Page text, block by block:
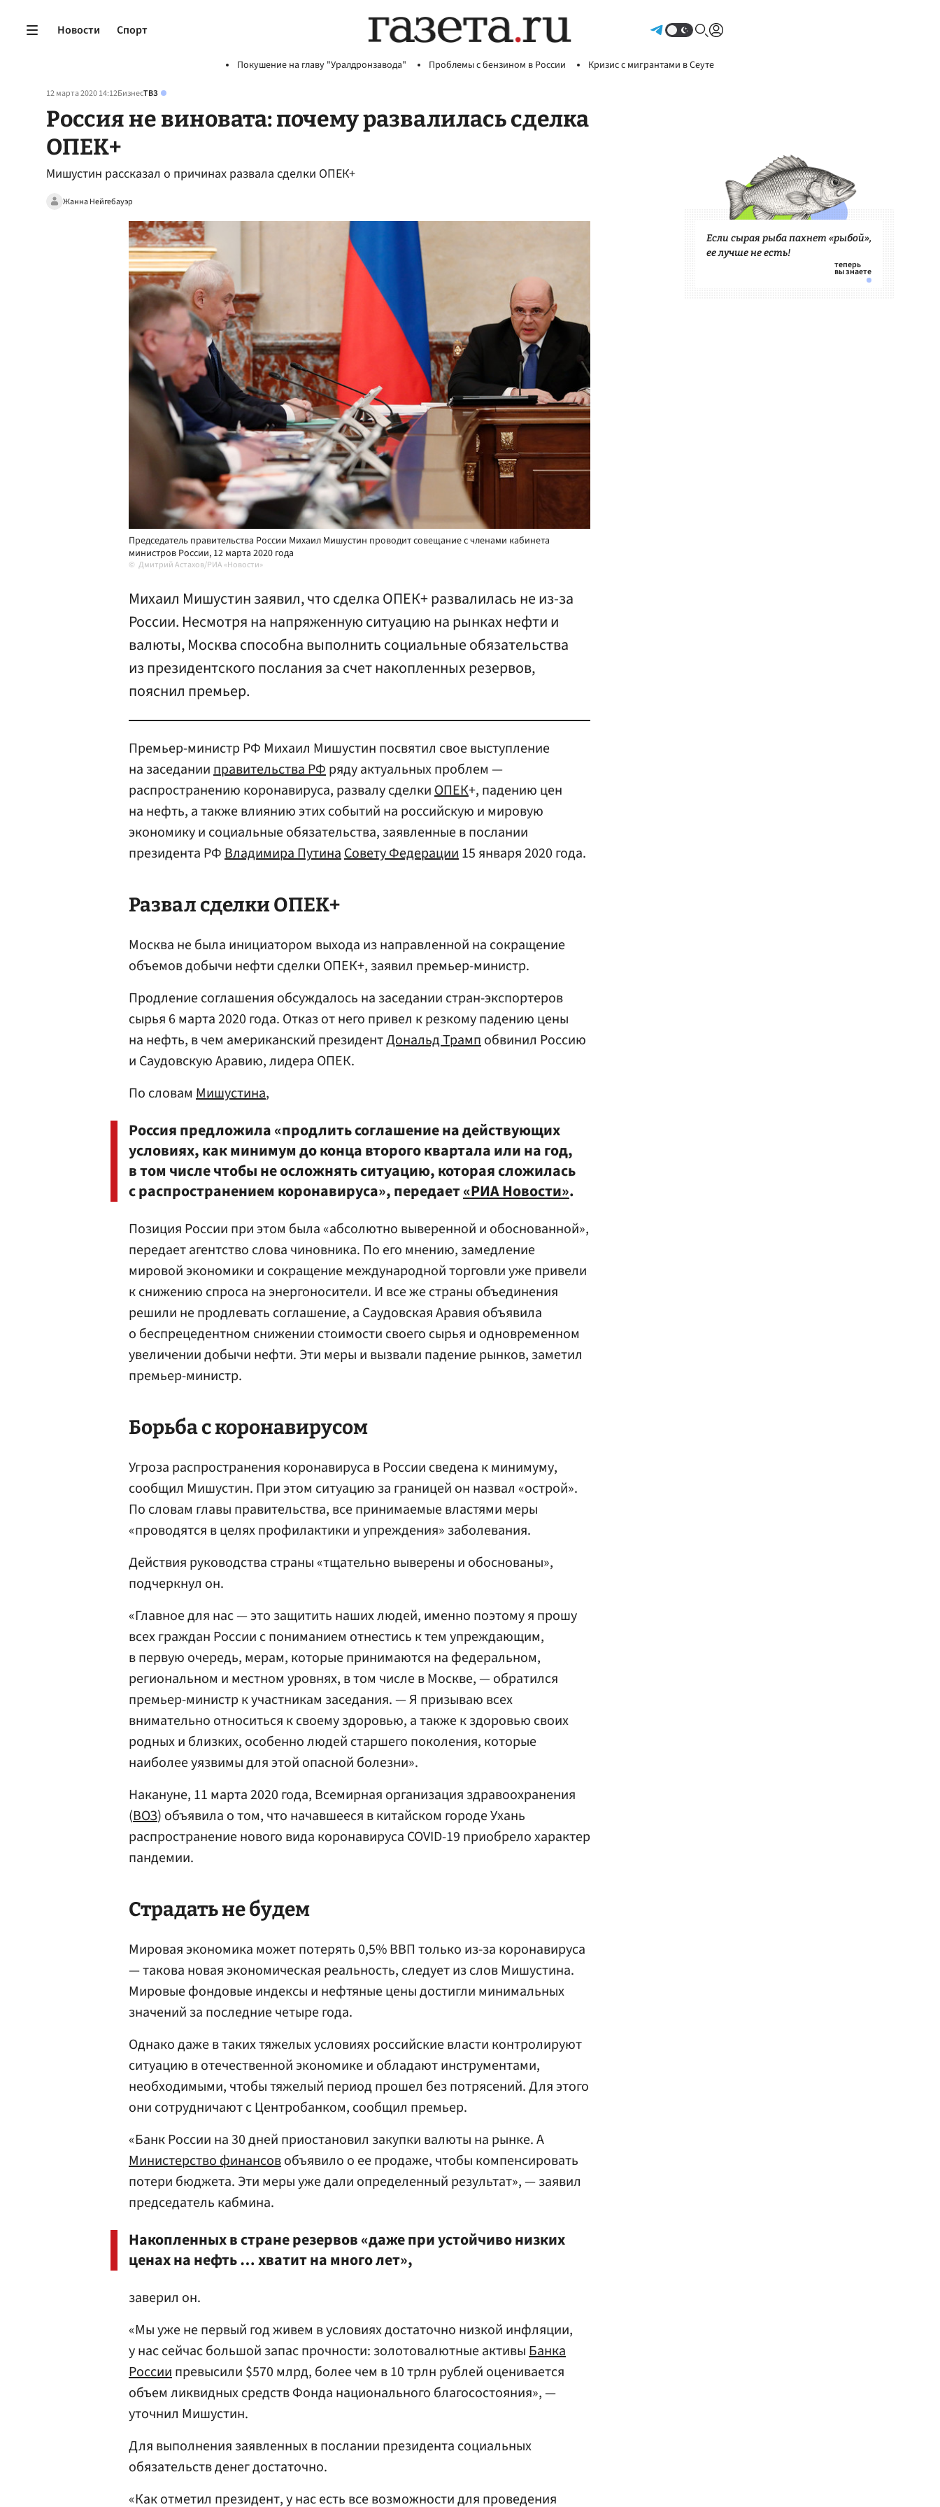
Новости Спорт
Покушение на главу "Уралдронзавода" Проблемы с бензином в России Кризис с мигрантами в Сеуте
12 марта 2020 14:12БизнесТВЗ
Россия не виновата: почему развалилась сделка
ОПЕК+
Мишустин рассказал о причинах развала сделки ОПЕК+
Жанна Нейгебауэр
Председатель правительства России Михаил Мишустин проводит совещание с членами кабинета
министров России, 12 марта 2020 года
Дмитрий Астахов/РИА «Новости»
Михаил Мишустин заявил, что сделка ОПЕК+ развалилась не из-за
России. Несмотря на напряженную ситуацию на рынках нефти и
валюты, Москва способна выполнить социальные обязательства
из президентского послания за счет накопленных резервов,
пояснил премьер.
Премьер-министр РФ Михаил Мишустин посвятил свое выступление
на заседанииправительства РФряду актуальных проблем —
распространению коронавируса, развалу сделкиОПЕК+, падению цен
на нефть, а также влиянию этих событий на российскую и мировую
экономику и социальные обязательства, заявленные в послании
президента РФВладимира ПутинаСовету Федерации15 января 2020 года.
Развал сделки ОПЕК+
Москва не была инициатором выхода из направленной на сокращение
объемов добычи нефти сделки ОПЕК+, заявил премьер-министр.
Продление соглашения обсуждалось на заседании стран-экспортеров
сырья 6 марта 2020 года. Отказ от него привел к резкому падению цены
на нефть, в чем американский президентДональд Трампобвинил Россию
и Саудовскую Аравию, лидера ОПЕК.
По словам Мишустина,
Россия предложила «продлить соглашение на действующих
условиях, как минимум до конца второго квартала или на год,
в том числе чтобы не осложнять ситуацию, которая сложилась
с распространением коронавируса», передает«РИА Новости».
Позиция России при этом была «абсолютно выверенной и обоснованной»,
передает агентство слова чиновника. По его мнению, замедление
мировой экономики и сокращение международной торговли уже привели
к снижению спроса на энергоносители. И все же страны объединения
решили не продлевать соглашение, а Саудовская Аравия объявила
о беспрецедентном снижении стоимости своего сырья и одновременном
увеличении добычи нефти. Эти меры и вызвали падение рынков, заметил
премьер-министр.
Борьба с коронавирусом
Угроза распространения коронавируса в России сведена к минимуму,
сообщил Мишустин. При этом ситуацию за границей он назвал «острой».
По словам главы правительства, все принимаемые властями меры
«проводятся в целях профилактики и упреждения» заболевания.
Действия руководства страны «тщательно выверены и обоснованы»,
подчеркнул он.
«Главное для нас — это защитить наших людей, именно поэтому я прошу
всех граждан России с пониманием отнестись к тем упреждающим,
в первую очередь, мерам, которые принимаются на федеральном,
региональном и местном уровнях, в том числе в Москве, — обратился
премьер-министр к участникам заседания. — Я призываю всех
внимательно относиться к своему здоровью, а также к здоровью своих
родных и близких, особенно людей старшего поколения, которые
наиболее уязвимы для этой опасной болезни».
Накануне, 11 марта 2020 года, Всемирная организация здравоохранения
(ВОЗ) объявила о том, что начавшееся в китайском городе Ухань
распространение нового вида коронавируса COVID-19 приобрело характер
пандемии.
Страдать не будем
Мировая экономика может потерять 0,5% ВВП только из-за коронавируса
— такова новая экономическая реальность, следует из слов Мишустина.
Мировые фондовые индексы и нефтяные цены достигли минимальных
значений за последние четыре года.
Однако даже в таких тяжелых условиях российские власти контролируют
ситуацию в отечественной экономике и обладают инструментами,
необходимыми, чтобы тяжелый период прошел без потрясений. Для этого
они сотрудничают с Центробанком, сообщил премьер.
«Банк России на 30 дней приостановил закупки валюты на рынке. А
Министерство финансовобъявило о ее продаже, чтобы компенсировать
потери бюджета. Эти меры уже дали определенный результат», — заявил
председатель кабмина.
Накопленных в стране резервов «даже при устойчиво низких
ценах на нефть … хватит на много лет»,
заверил он.
«Мы уже не первый год живем в условиях достаточно низкой инфляции,
у нас сейчас большой запас прочности: золотовалютные активыБанка
Россиипревысили $570 млрд, более чем в 10 трлн рублей оценивается
объем ликвидных средств Фонда национального благосостояния», —
уточнил Мишустин.
Для выполнения заявленных в послании президента социальных
обязательств денег достаточно.
«Как отметил президент, у нас есть все возможности для проведения
Если сырая рыба пахнет «рыбой»,
ее лучше не есть!